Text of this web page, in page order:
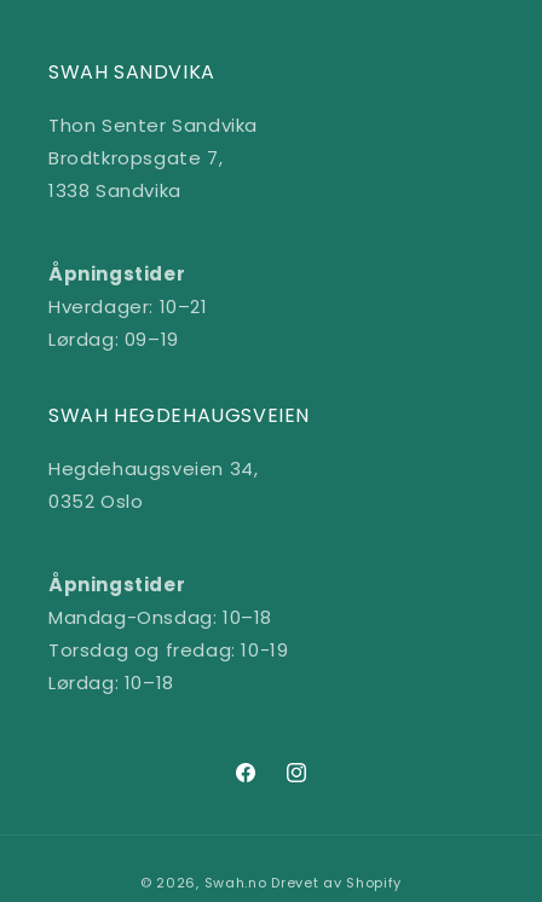
SWAH SANDVIKA
Thon Senter Sandvika
Brodtkropsgate 7,
1338 Sandvika
Åpningstider
Hverdager: 10–21
Lørdag: 09–19
SWAH HEGDEHAUGSVEIEN
Hegdehaugsveien 34,
0352 Oslo
Åpningstider
Mandag-Onsdag: 10–18
Torsdag og fredag: 10-19
Lørdag: 10–18
FacebookInstagram
© 2026, Swah.no Drevet av Shopify